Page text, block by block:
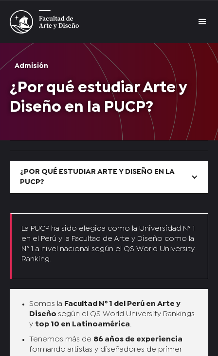
Admisión
¿Por qué estudiar Arte y
Diseño en la PUCP?
La PUCP ha sido elegida como la Universidad N° 1
en el Perú y la Facultad de Arte y Diseño como la
N° 1 a nivel nacional según el QS World University
Ranking.
Somos la
Facultad Nº 1 del Perú en Arte y
Diseño según el QS World University Rankings
y top 10 en Latinoamérica
Tenemos más de 86 años de experiencia
formando artistas y diseñadores de primer
¿POR QUÉ ESTUDIAR ARTE Y DISEÑO EN LA
PUCP?